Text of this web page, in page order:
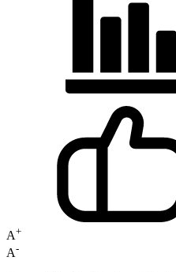
A+
A-